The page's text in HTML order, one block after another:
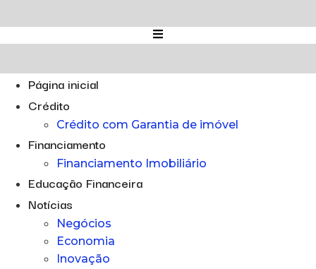
para
o
Página inicial
Crédito
Crédito com Garantia de imóvel
Financiamento
Financiamento Imobiliário
Educação Financeira
Notícias
Negócios
Economia
Inovação